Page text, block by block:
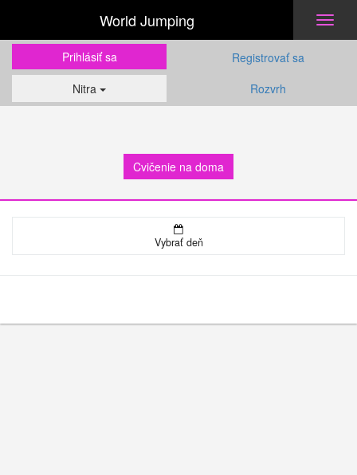
World Jumping
Prihlásiť sa
Registrovať sa
Nitra
Rozvrh
Cvičenie na doma
Vybrať deň